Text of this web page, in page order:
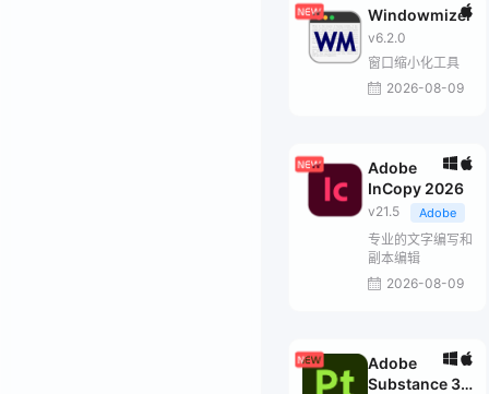
Windowmizer
v6.2.0
窗口缩小化工具
2026-08-09
Adobe
InCopy 2026
v21.5 Adobe
专业的文字编写和
副本编辑
2026-08-09
Adobe
Substance 3D